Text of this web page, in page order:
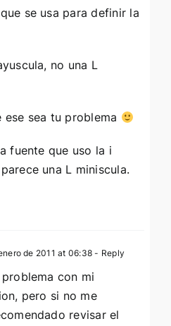
se usa para definir la
no una L
ese sea tu problema
fuente que uso la i
una L miniscula.
de 2011 at 06:38 - Reply
con mi
pero si no me
revisar el